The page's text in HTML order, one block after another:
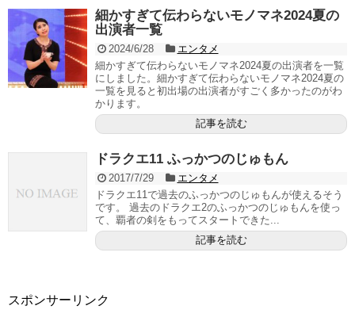
細かすぎて伝わらないモノマネ2024夏の
出演者一覧
2024/6/28
エンタメ
細かすぎて伝わらないモノマネ2024夏の出演者を一覧
にしました。細かすぎて伝わらないモノマネ2024夏の
一覧を見ると初出場の出演者がすごく多かったのがわ
かります。
記事を読む
ドラクエ11 ふっかつのじゅもん
2017/7/29
エンタメ
ドラクエ11で過去のふっかつのじゅもんが使えるそう
です。 過去のドラクエ2のふっかつのじゅもんを使っ
て、覇者の剣をもってスタートできた...
記事を読む
スポンサーリンク